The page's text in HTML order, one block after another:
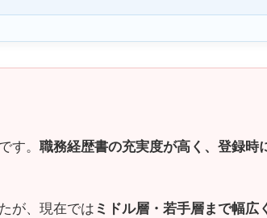
す。 職務経歴書の充実度が高く、登録時
が、現在では ミドル層・若手層まで幅広